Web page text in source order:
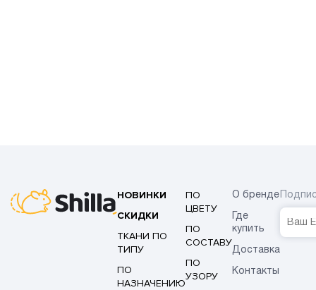
НОВИНКИ
СКИДКИ
ТКАНИ ПО
ТИПУ
ПО
НАЗНАЧЕНИЮ
ПО
ЦВЕТУ
ПО
СОСТАВУ
ПО
УЗОРУ
О бренде
Где
купить
Доставка
Контакты